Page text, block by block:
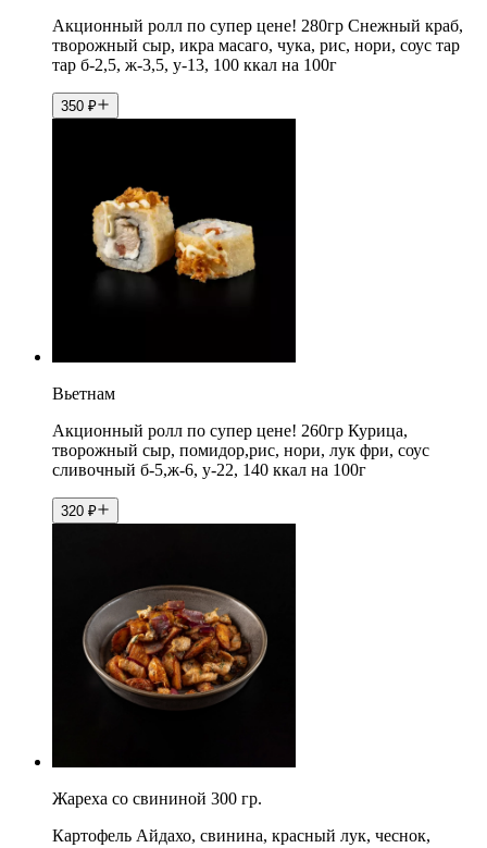
Акционный ролл по супер цене! 280гр Снежный краб,
творожный сыр, икра масаго, чука, рис, нори, соус тар
тар б-2,5, ж-3,5, у-13, 100 ккал на 100г
350 ₽
Вьетнам
Акционный ролл по супер цене! 260гр Курица,
творожный сыр, помидор,рис, нори, лук фри, соус
сливочный б-5,ж-6, у-22, 140 ккал на 100г
320 ₽
Жареха со свининой 300 гр.
Картофель Айдахо, свинина, красный лук, чеснок,